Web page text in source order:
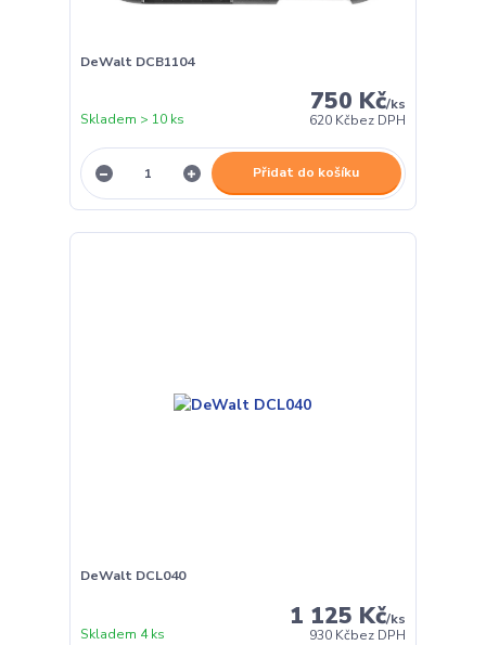
DeWalt DCB1104
750 Kč/ks
620 Kčbez DPH
Skladem > 10 ks
Přidat do košíku
DeWalt DCL040
1 125 Kč/ks
930 Kčbez DPH
Skladem 4 ks